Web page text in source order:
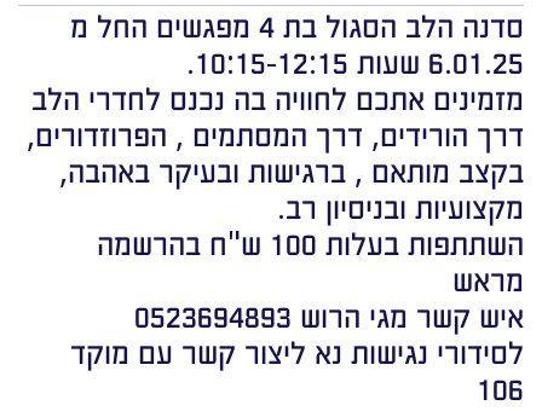
סדנה הלב הסגול בת 4 מפגשים החל מ
6.01.25 שעות 10:15-12:15.
מזמינים אתכם לחוויה בה נכנס לחדרי הלב
דרך הורידים, דרך המסתמים , הפרוזדורים,
בקצב מותאם , ברגישות ובעיקר באהבה,
מקצועיות ובניסיון רב.
השתתפות בעלות 100 ש"ח בהרשמה
מראש
איש קשר מגי הרוש 0523694893
לסידורי נגישות נא ליצור קשר עם מוקד
106